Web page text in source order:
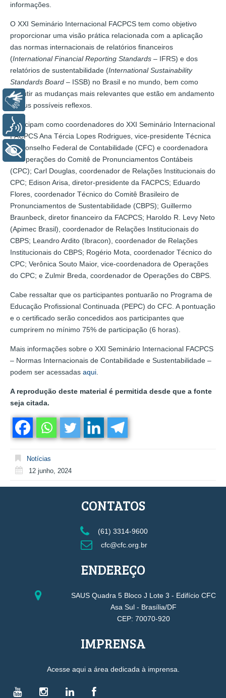
informações.
O XXI Seminário Internacional FACPCS tem como objetivo
proporcionar uma visão prática relacionada com a aplicação
das normas internacionais de relatórios financeiros
(International Financial Reporting Standards – IFRS) e dos
relatórios de sustentabilidade (International Sustainability
Standards Board – ISSB) no Brasil e no mundo, bem como
discutir as mudanças mais relevantes que estão em andamento
e seus possíveis reflexos.
Participam como coordenadores do XXI Seminário Internacional
FACPCS Ana Tércia Lopes Rodrigues, vice-presidente Técnica
do Conselho Federal de Contabilidade (CFC) e coordenadora
de Operações do Comitê de Pronunciamentos Contábeis
(CPC); Carl Douglas, coordenador de Relações Institucionais do
CPC; Edison Arisa, diretor-presidente da FACPCS; Eduardo
Flores, coordenador Técnico do Comitê Brasileiro de
Pronunciamentos de Sustentabilidade (CBPS); Guillermo
Braunbeck, diretor financeiro da FACPCS; Haroldo R. Levy Neto
(Apimec Brasil), coordenador de Relações Institucionais do
CBPS; Leandro Ardito (Ibracon), coordenador de Relações
Institucionais do CBPS; Rogério Mota, coordenador Técnico do
CPC; Verônica Souto Maior, vice-coordenadora de Operações
do CPC; e Zulmir Breda, coordenador de Operações do CBPS.
Cabe ressaltar que os participantes pontuarão no Programa de
Educação Profissional Continuada (PEPC) do CFC. A pontuação
e o certificado serão concedidos aos participantes que
cumprirem no mínimo 75% de participação (6 horas).
Mais informações sobre o XXI Seminário Internacional FACPCS
– Normas Internacionais de Contabilidade e Sustentabilidade –
podem ser acessadas aqui
A reprodução deste material é permitida desde que a fonte
seja citada.
Notícias
12 junho, 2024
CONTATOS
(61) 3314-9600
cfc@cfc.org.br
ENDEREÇO
SAUS Quadra 5 Bloco J Lote 3 - Edifício CFC
Asa Sul - Brasília/DF
CEP: 70070-920
IMPRENSA
Acesse aqui a área dedicada à imprensa.
Voz
+ Acessibilidade